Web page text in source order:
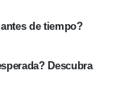
de tiempo?
Descubra